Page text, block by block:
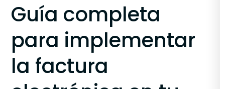
Guía completa
para implementar
la factura